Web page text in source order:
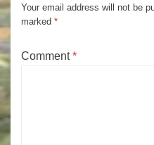
Your email address will not be
marked *
Comment*